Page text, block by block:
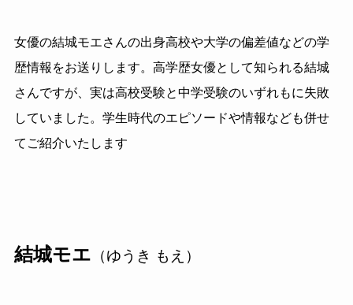
女優の結城モエさんの出身高校や大学の偏差値などの学
歴情報をお送りします。高学歴女優として知られる結城
さんですが、実は高校受験と中学受験のいずれもに失敗
していました。学生時代のエピソードや情報なども併せ
てご紹介いたします
結城モエ （ゆうき もえ）